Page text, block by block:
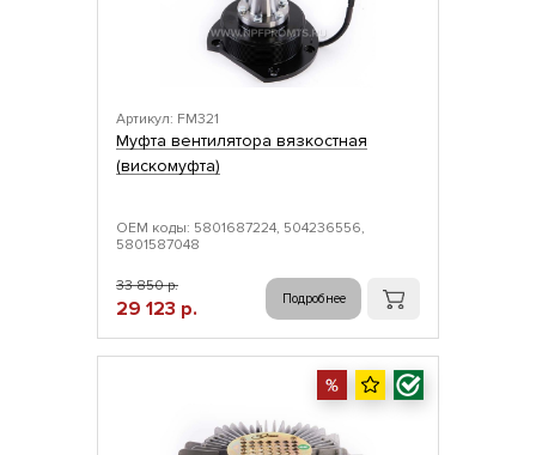
Артикул: FM321
Муфта вентилятора вязкостная
(вискомуфта)
ОЕМ коды: 5801687224, 504236556,
5801587048
33 850 р.
29 123 р. Подробнее